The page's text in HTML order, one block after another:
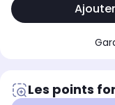
Les points